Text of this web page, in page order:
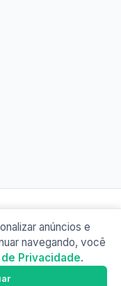
Privacidade
anúncios e
navegando, você
Privacidade.